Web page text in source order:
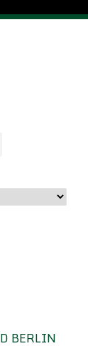
BERLIN